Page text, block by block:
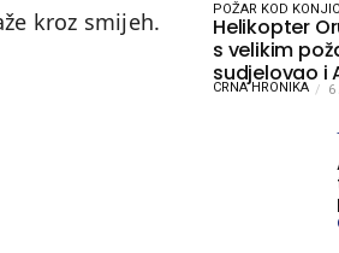
kroz smijeh. POŽAR KOD
Helikopter
s velikim
sudjelovao i
CRNA HRONIKA 6